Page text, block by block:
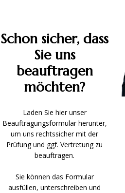
Schon sicher, dass
Sie uns
beauftragen
möchten?
Laden Sie hier unser
Beauftragungsformular herunter,
um uns rechtssicher mit der
Prüfung und ggf. Vertretung zu
beauftragen.
Sie können das Formular
ausfüllen, unterschreiben und